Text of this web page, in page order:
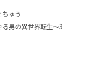
ゅう
男の異世界転生〜3